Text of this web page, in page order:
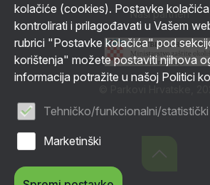
Naši partneri
kolačiće (cookies). Postavke
kontrolirati i prilagođavati u Vašem
rubrici "Postavke kolačića" pod
korištenja" možete postaviti njihova
informacija potražite u našoj Politici
Tehničko/funkcionalni/
Marketinški